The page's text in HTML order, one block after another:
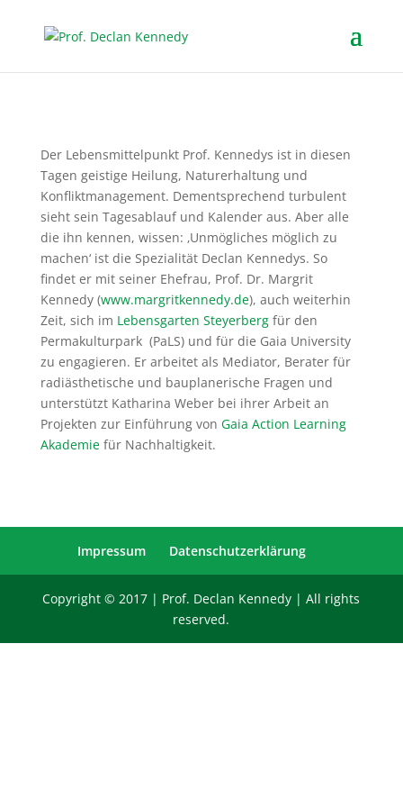
Der Lebensmittelpunkt Prof. Kennedys ist in diesen
Tagen geistige Heilung, Naturerhaltung und
Konfliktmanagement. Dementsprechend turbulent
sieht sein Tagesablauf und Kalender aus. Aber alle
die ihn kennen, wissen: ‚Unmögliches möglich zu
machen‘ ist die Spezialität Declan Kennedys. So
findet er mit seiner Ehefrau, Prof. Dr. Margrit
Kennedy (www.margritkennedy.de), auch weiterhin
Zeit, sich im Lebensgarten Steyerbergfür den
Permakulturpark (PaLS) und für die Gaia University
zu engagieren. Er arbeitet als Mediator, Berater für
radiästhetische und bauplanerische Fragen und
unterstützt Katharina Weber bei ihrer Arbeit an
Projekten zur Einführung von Gaia Action Learning
Akademiefür Nachhaltigkeit.
Impressum Datenschutzerklärung
Copyright © 2017 | Prof. Declan Kennedy | All rights
reserved.